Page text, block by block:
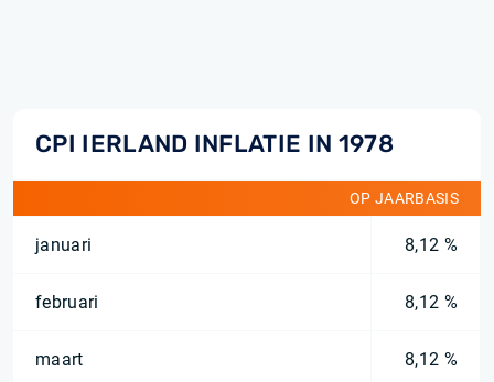
CPI IERLAND INFLATIE IN 1978
OP JAARBASIS
januari 8,12 %
februari 8,12 %
maart 8,12 %